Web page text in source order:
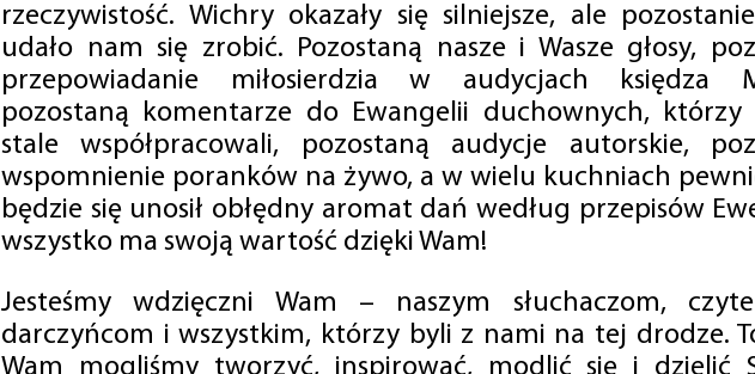
rzeczywistość. Wichry okazały się silniejsze, ale
udało nam się zrobić. Pozostaną nasze i Wasze głosy,
przepowiadanie miłosierdzia w audycjach księdza
pozostaną komentarze do Ewangelii duchownych, którzy
stale współpracowali, pozostaną audycje autorskie,
wspomnienie poranków na żywo, a w wielu kuchniach
będzie się unosił obłędny aromat dań według przepisów
wszystko ma swoją wartość dzięki Wam!
Jesteśmy wdzięczni Wam – naszym słuchaczom,
darczyńcom i wszystkim, którzy byli z nami na tej drodze.
Wam mogliśmy tworzyć, inspirować, modlić się i dzielić